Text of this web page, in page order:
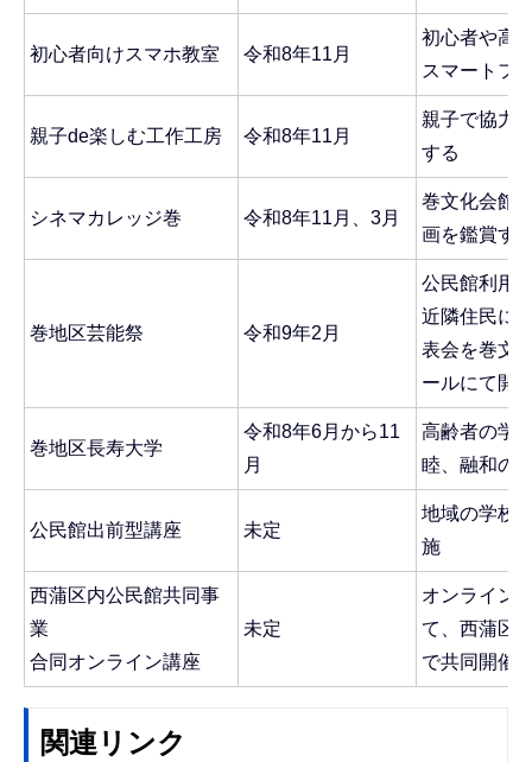
初心者向けスマホ教室 令和8年11月
初心者や高
スマートフ
親子de楽しむ工作工房 令和8年11月
親子で協力
する
シネマカレッジ巻 令和8年11月、3月
巻文化会館
画を鑑賞す
巻地区芸能祭 令和9年2月
公民館利用
近隣住民に
表会を巻文
ールにて開
巻地区長寿大学
令和8年6月から11
月
高齢者の学
睦、融和の
公民館出前型講座 未定
地域の学校
施
西蒲区内公民館共同事
業
合同オンライン講座
未定
オンライン
て、西蒲区
で共同開催
関連リンク